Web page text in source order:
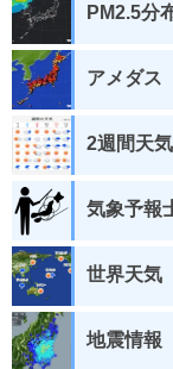
PM2.5分
アメダス
2週間天気
気象予報
世界天気
地震情報